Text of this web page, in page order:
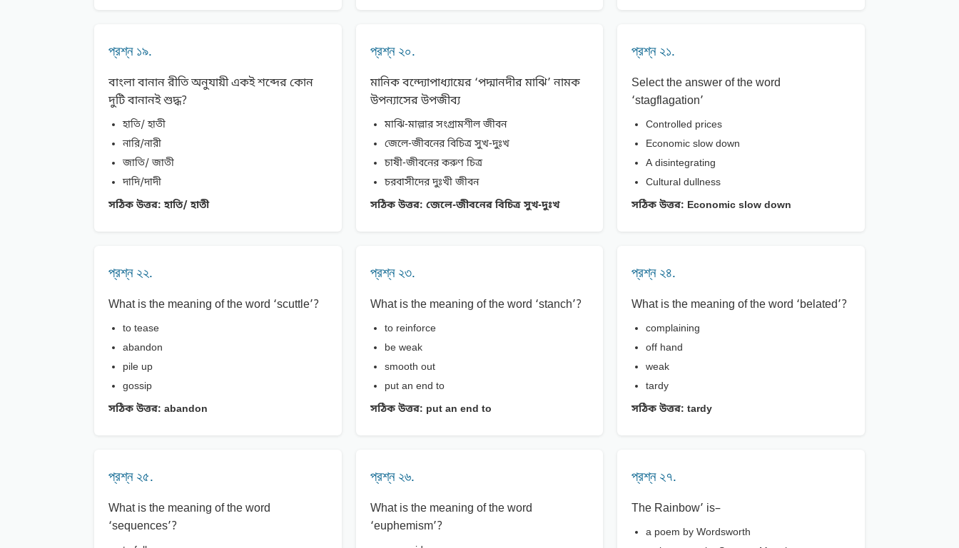
প্রশ্ন ১৯.
বাংলা বানান রীতি অনুযায়ী একই শব্দের কোন
দুটি বানানই শুদ্ধ?
হাতি/ হাতী
নারি/নারী
জাতি/ জাতী
দাদি/দাদী
সঠিক উত্তর: হাতি/ হাতী
প্রশ্ন ২০.
মানিক বন্দ্যোপাধ্যায়ের ‘পদ্মানদীর মাঝি’ নামক
উপন্যাসের উপজীব্য
মাঝি-মাল্লার সংগ্রামশীল জীবন
জেলে-জীবনের বিচিত্র সুখ-দুঃখ
চাষী-জীবনের করুণ চিত্র
চরবাসীদের দুঃখী জীবন
সঠিক উত্তর: জেলে-জীবনের বিচিত্র সুখ-দুঃখ
প্রশ্ন ২১.
Select the answer of the word
‘stagflagation’
Controlled prices
Economic slow down
A disintegrating
Cultural dullness
সঠিক উত্তর: Economic slow down
প্রশ্ন ২২.
What is the meaning of the word ‘scuttle’?
to tease
abandon
pile up
gossip
সঠিক উত্তর: abandon
প্রশ্ন ২৩.
What is the meaning of the word ‘stanch’?
to reinforce
be weak
smooth out
put an end to
সঠিক উত্তর: put an end to
প্রশ্ন ২৪.
What is the meaning of the word ‘belated’?
complaining
off hand
weak
tardy
সঠিক উত্তর: tardy
প্রশ্ন ২৫.
What is the meaning of the word
‘sequences’?
প্রশ্ন ২৬.
What is the meaning of the word
‘euphemism’?
প্রশ্ন ২৭.
The Rainbow’ is–
a poem by Wordsworth